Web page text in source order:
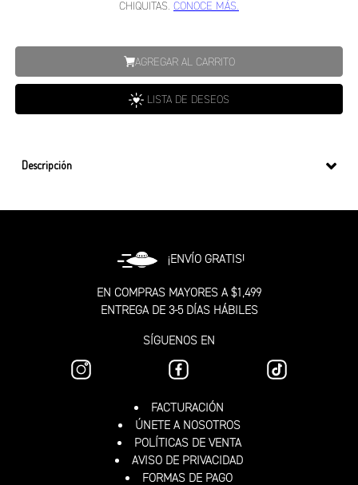
AGREGAR AL CARRITO
LISTA DE DESEOS
Descripción
¡ENVÍO GRATIS!
EN COMPRAS MAYORES A $1,499
ENTREGA DE 3-5 DÍAS HÁBILES
SÍGUENOS EN
FACTURACIÓN
ÚNETE A NOSOTROS
POLÍTICAS DE VENTA
AVISO DE PRIVACIDAD
FORMAS DE PAGO